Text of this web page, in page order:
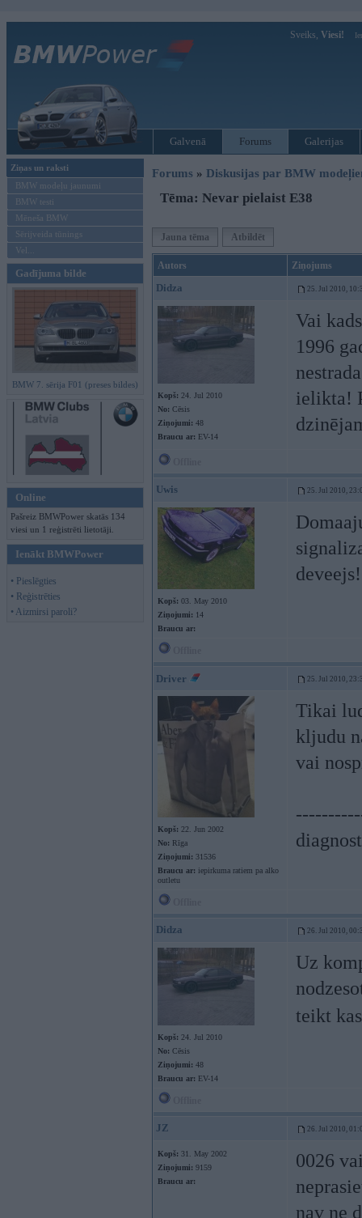
Sveiks, Viesi!
Galvenā Forums Galerijas
Ziņas un raksti
BMW modeļu jaunumi
BMW testi
Mēneša BMW
Sērijveida tūnings
Vel...
Gadījuma bilde
BMW 7. sērija F01 (preses bildes)
Online
Pašreiz BMWPower skatās 134
viesi un 1 reģistrēti lietotāji.
Ienākt BMWPower
• Pieslēgties
• Reģistrēties
• Aizmirsi paroli?
Forums » Diskusijas par BMW
Tēma: Nevar pielaist E38
Jauna tēma Atbildēt
Autors Ziņojums
Didza 25. Jul 2010,
Kopš: 24. Jul 2010
No: Cēsis
Ziņojumi: 48
Braucu ar: EV-14
Vai
1996
ielikta!
Uwis 25. Jul 2010,
Kopš: 03. May 2010
Ziņojumi: 14
Braucu ar:
deveejs!
Driver 25. Jul 2010,
Kopš: 22. Jun 2002
No: Rīga
Ziņojumi: 31536
Braucu ar: iepirkuma ratiem pa alko
outletu
Tikai
kljudu
vai
Didza 26. Jul 2010,
Kopš: 24. Jul 2010
No: Cēsis
Ziņojumi: 48
Braucu ar: EV-14
Uz
teikt
JZ 26. Jul 2010,
Kopš: 31. May 2002
Ziņojumi: 9159
Braucu ar:
0026
nav ne